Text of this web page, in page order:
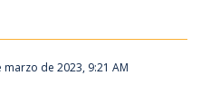
marzo de 2023, 9:21 AM